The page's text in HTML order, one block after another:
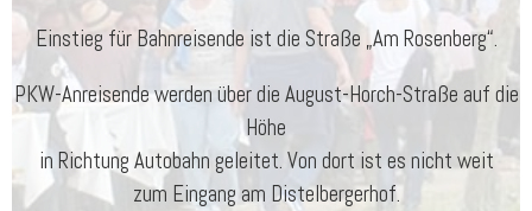
Einstieg für Bahnreisende ist die Straße „Am Rosenberg“.
PKW-Anreisende werden über die August-Horch-Straße auf die
Höhe
in Richtung Autobahn geleitet. Von dort ist es nicht weit
zum Eingang am Distelbergerhof.